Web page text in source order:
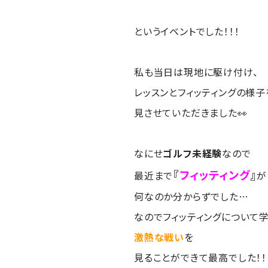
というイベントでした！！！
私も当日は現地に駆け付け、
レッスンとフィッティングの様子
見させていただきました👀
なにせゴルフ未経験なので
最近まで『フィッティング』が
何なのか分からずでした…
なのでフィッティングについて
激熱な戦いを
見ることができて最高でした！！！